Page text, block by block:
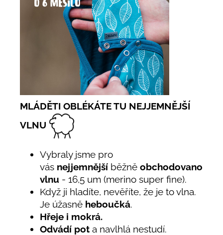
MLÁDĚTI OBLÉKÁTE TU NEJJEMNĚJŠÍ
VLNU
Vybraly jsme pro
vás nejjemnější běžně obchodovanou
vlnu - 16,5 um (merino super fine).
Když ji hladíte, nevěříte, že je to vlna.
Je úžasně heboučká.
Hřeje i mokrá.
Odvádí pot a navlhlá nestudí.